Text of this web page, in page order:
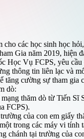
cho các học sinh học
Gia năm 2019, hiện
Học Vụ FCPS, yêu
thông tin liên lạc và
cường sự tham gia
dò:
thăm dò từ Tiến
FCPS).
của con em giấy
trong các máy vi tính
chánh tại trường của